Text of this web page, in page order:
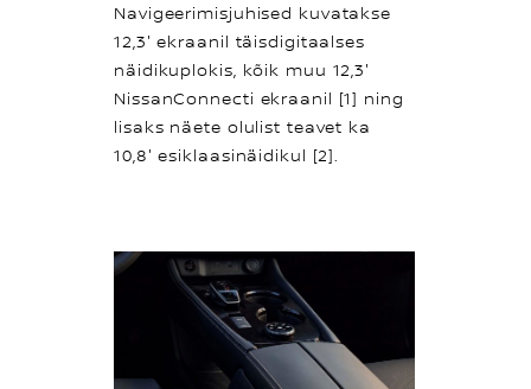
Navigeerimisjuhised kuvatakse
12,3″ ekraanil täisdigitaalses
näidikuplokis, kõik muu 12,3″
NissanConnecti ekraanil [1] ning
lisaks näete olulist teavet ka
10,8″ esiklaasinäidikul [2].